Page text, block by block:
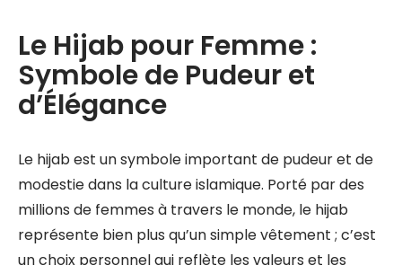
Le Hijab pour Femme :
Symbole de Pudeur et
d’Élégance
Le hijab est un symbole important de pudeur et de
modestie dans la culture islamique. Porté par des
millions de femmes à travers le monde, le hijab
représente bien plus qu’un simple vêtement ; c’est
un choix personnel qui reflète les valeurs et les